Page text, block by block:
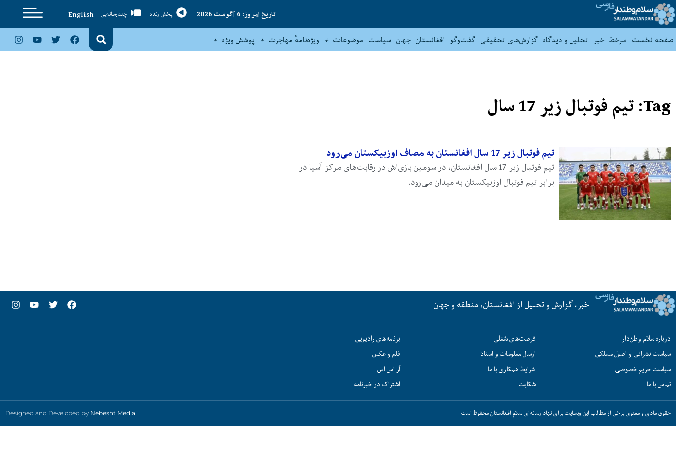
تاریخ امروز: 6 آگوست 2026 پخش زنده چندرسانه‌یی
English
صفحه نخست سرخط خبر تحلیل و دیدگاه گزارش‌های تحقیقی گفت‌وگو افغانستان جهان سیاست موضوعات ویژه‌نامهٔ مهاجرت پوشش ویژه
Tag: تیم فوتبال زیر 17 سال
تیم فوتبال زیر 17 سال افغانستان به مصاف اوزبیکستان می‌رود
تیم فوتبال زیر 17 سال افغانستان، در سومین بازی‌اش در رقابت‌های مرکز آسیا در
برابر تیم فوتبال اوزبیکستان به میدان می‌رود.
خبر، گزارش و تحلیل از افغانستان، منطقه و جهان
درباره سلام وطن‌دار
سیاست نشراتی و اصول مسلکی
سیاست حریم خصوصی
تماس با ما
فرصت‌های شغلی
ارسال معلومات و اسناد
شرایط همکاری با ما
شکایت
برنامه‌های رادیویی
فلم و عکس
آر اس اس
اشتراک در خبرنامه
حقوق مادی و معنوی برخی از مطالب این وبسایت برای نهاد رسانه‌ای سلام افغانستان محفوظ است Designed and Developed by Nebesht Media